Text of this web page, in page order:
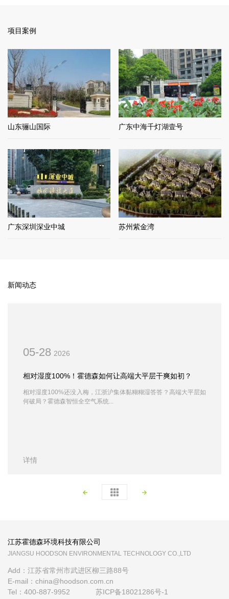
项目案例
山东骊山国际 广东中海千灯湖壹号
广东深圳深业中城 苏州紫金湾
新闻动态
05-28 2026
相对湿度100%！霍德森如何让高端大平层干爽如初？
相对湿度100%还没入梅，江浙沪集体黏糊糊湿答答？高端大平层如
何破局？霍德森智恒全空气系统...
详情
江苏霍德森环境科技有限公司
JIANGSU HOODSON ENVIRONMENTAL TECHNOLOGY CO.,LTD
Add：江苏省常州市武进区柳三路88号
E-mail：china@hoodson.com.cn
Tel：400-887-9952
苏ICP备18021286号-1